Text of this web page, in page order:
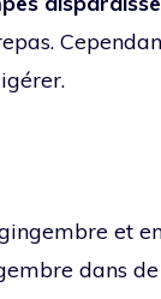
et
dans de